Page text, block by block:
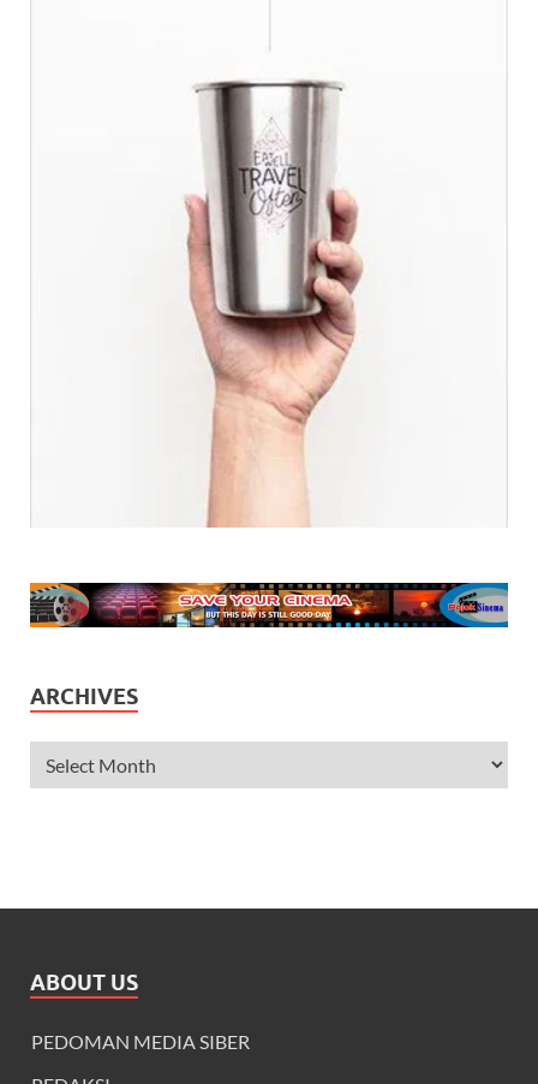
ARCHIVES
ABOUT US
PEDOMAN MEDIA SIBER